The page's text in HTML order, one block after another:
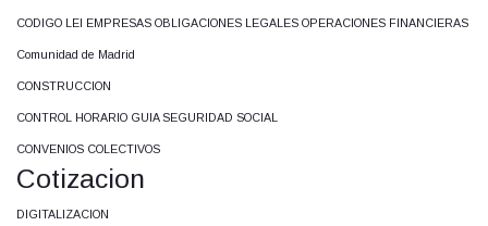
CODIGO LEI EMPRESAS OBLIGACIONES LEGALES OPERACIONES FINANCIERAS
Comunidad de Madrid
CONSTRUCCION
CONTROL HORARIO GUIA SEGURIDAD SOCIAL
CONVENIOS COLECTIVOS
Cotizacion
DIGITALIZACION